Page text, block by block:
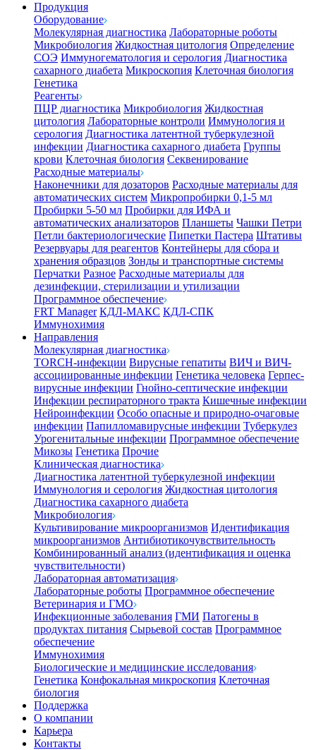
Продукция
Оборудование
Молекулярная диагностика Лабораторные роботы
Микробиология Жидкостная цитология Определение
СОЭ Иммуногематология и серология Диагностика
сахарного диабета Микроскопия Клеточная биология
Генетика
Реагенты
ПЦР диагностика Микробиология Жидкостная
цитология Лабораторные контроли Иммунология и
серология Диагностика латентной туберкулезной
инфекции Диагностика сахарного диабета Группы
крови Клеточная биология Секвенирование
Расходные материалы
Наконечники для дозаторов Расходные материалы для
автоматических систем Микропробирки 0,1-5 мл
Пробирки 5-50 мл Пробирки для ИФА и
автоматических анализаторов Планшеты Чашки Петри
Петли бактериологические Пипетки Пастера Штативы
Резервуары для реагентов Контейнеры для сбора и
хранения образцов Зонды и транспортные системы
Перчатки Разное Расходные материалы для
дезинфекции, стерилизации и утилизации
Программное обеспечение
FRT Manager КДЛ-МАКС КДЛ-СПК
Иммунохимия
Направления
Молекулярная диагностика
TORCH-инфекции Вирусные гепатиты ВИЧ и ВИЧ-
ассоциированные инфекции Генетика человека Герпес-
вирусные инфекции Гнойно-септические инфекции
Инфекции респираторного тракта Кишечные инфекции
Нейроинфекции Особо опасные и природно-очаговые
инфекции Папилломавирусные инфекции Туберкулез
Урогенитальные инфекции Программное обеспечение
Микозы Генетика Прочие
Клиническая диагностика
Диагностика латентной туберкулезной инфекции
Иммунология и серология Жидкостная цитология
Диагностика сахарного диабета
Микробиология
Культивирование микроорганизмов Идентификация
микроорганизмов Антибиотикочувствительность
Комбинированный анализ (идентификация и оценка
чувствительности)
Лабораторная автоматизация
Лабораторные роботы Программное обеспечение
Ветеринария и ГМО
Инфекционные заболевания ГМИ Патогены в
продуктах питания Сырьевой состав Программное
обеспечение
Иммунохимия
Биологические и медицинские исследования
Генетика Конфокальная микроскопия Клеточная
биология
Поддержка
О компании
Карьера
Контакты